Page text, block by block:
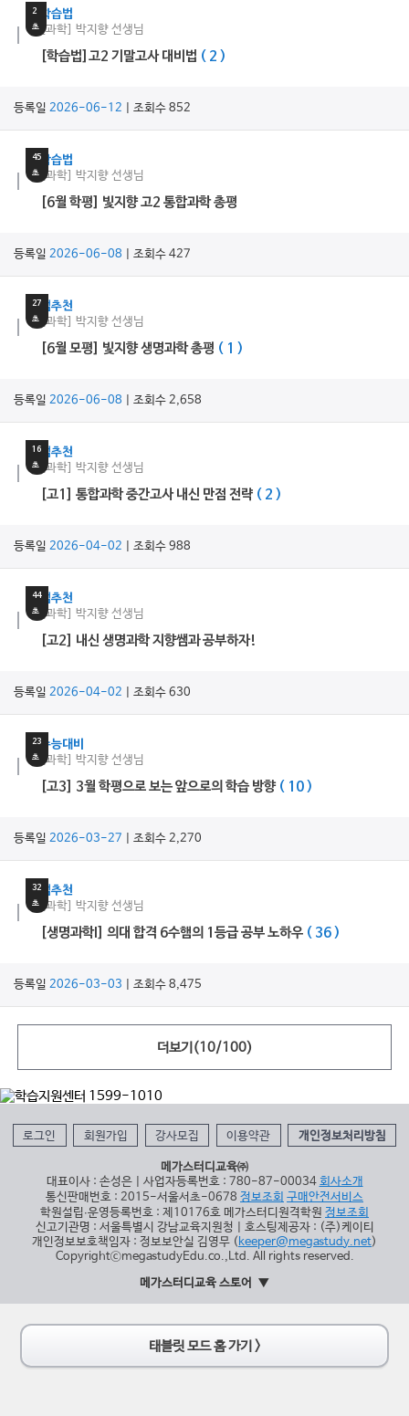
2
초
학습법
[과학] 박지향 선생님
[학습법]고2 기말고사 대비법 ( 2 )
등록일 2026-06-12 | 조회수 852
45
초
학습법
[과학] 박지향 선생님
[6월 학평] 빛지향 고2 통합과학 총평
등록일 2026-06-08 | 조회수 427
27
초
쌤추천
[과학] 박지향 선생님
[6월 모평] 빛지향 생명과학 총평 ( 1 )
등록일 2026-06-08 | 조회수 2,658
16
초
쌤추천
[과학] 박지향 선생님
[고1] 통합과학 중간고사 내신 만점 전략 ( 2 )
등록일 2026-04-02 | 조회수 988
44
초
쌤추천
[과학] 박지향 선생님
[고2] 내신 생명과학 지향쌤과 공부하자!
등록일 2026-04-02 | 조회수 630
23
초
수능대비
[과학] 박지향 선생님
[고3] 3월 학평으로 보는 앞으로의 학습 방향 ( 10 )
등록일 2026-03-27 | 조회수 2,270
32
초
쌤추천
[과학] 박지향 선생님
[생명과학I] 의대 합격 6수햄의 1등급 공부 노하우 ( 36 )
등록일 2026-03-03 | 조회수 8,475
더보기(10/100)
로그인 회원가입 강사모집 이용약관 개인정보처리방침
메가스터디교육㈜
대표이사 : 손성은 | 사업자등록번호 : 780-87-00034 회사소개
통신판매번호 : 2015-서울서초-0678 정보조회 구매안전서비스
학원설립∙운영등록번호 : 제10176호 메가스터디원격학원 정보조회
신고기관명 : 서울특별시 강남교육지원청 | 호스팅제공자 : (주)케이티
개인정보보호책임자 : 정보보안실 김영무 ( keeper@megastudy.net)
CopyrightⓒmegastudyEdu.co.,Ltd. All rights reserved.
메가스터디교육 스토어
태블릿 모드 홈 가기 >